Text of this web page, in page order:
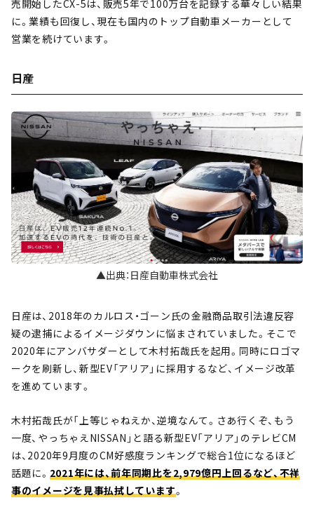
売開始したCX-5は、販売5年で100万台を記録する華々しい結果
に。業績も回復し、現在も国内のトップ自動車メーカーとして
営業を続けています。
日産
▲出典：日産自動車株式会社
日産は、2018年のカルロス・ゴーン氏の金融商品取引法違反容
疑の逮捕によるイメージダウンに悩まされていました。そこで
2020年にアンバサダーとして木村拓哉氏を起用。同時にロゴマ
ークを刷新し、新型EV「アリア」に採用するなど、イメージ改革
を進めています。
木村拓哉氏が「上等じゃねえか、逆境なんて。さあ行くぞ、もう
一度、やっちゃえNISSAN」と語る新型EV「アリア」のテレビCM
は、2020年9月度のCM好感度ランキングで総合1位になるほど
話題に。 2021年には、前年同期比を2,979億円上回るなど、不祥
事のイメージを見事払拭しています。